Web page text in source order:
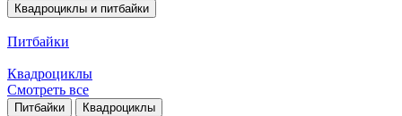
Квадроциклы и питбайки
Питбайки
Квадроциклы
Смотреть все
Питбайки Квадроциклы